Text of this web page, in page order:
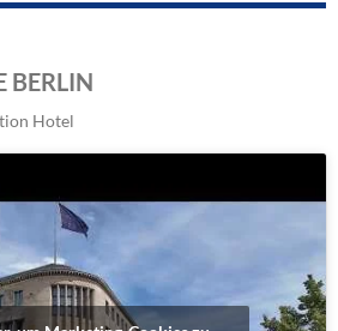
BERLIN
Hotel